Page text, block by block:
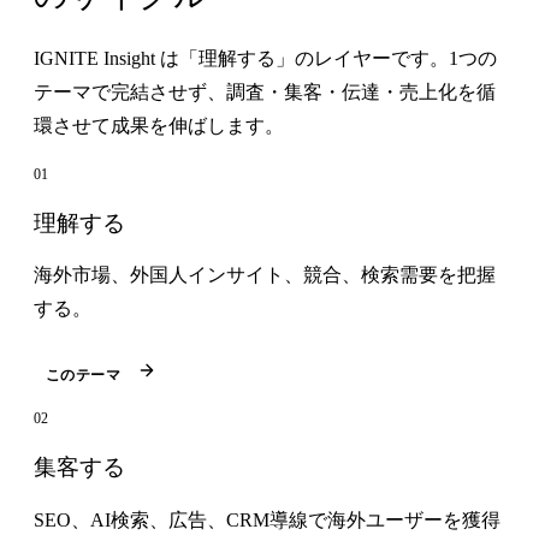
IGNITE Insight は「理解する」のレイヤーです。1つの
テーマで完結させず、調査・集客・伝達・売上化を循
環させて成果を伸ばします。
01
理解する
海外市場、外国人インサイト、競合、検索需要を把握
する。
このテーマ
02
集客する
SEO、AI検索、広告、CRM導線で海外ユーザーを獲得